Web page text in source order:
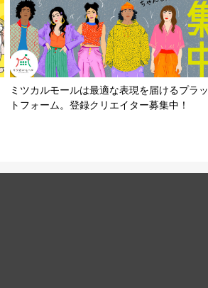
ミツカルモールは最適な表現を届けるプラッ
トフォーム。登録クリエイター募集中！